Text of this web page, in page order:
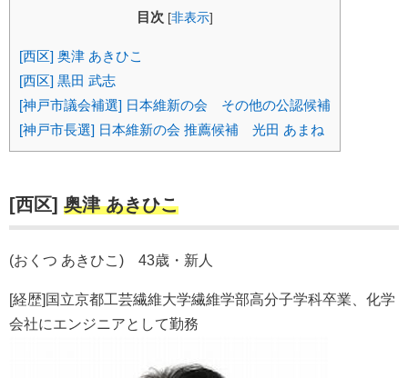
目次 [非表示]
[西区] 奥津 あきひこ
[西区] 黒田 武志
[神戸市議会補選] 日本維新の会 その他の公認候補
[神戸市長選] 日本維新の会 推薦候補 光田 あまね
[西区] 奥津 あきひこ
(おくつ あきひこ) 43歳・新人
[経歴]国立京都工芸繊維大学繊維学部高分子学科卒業、化学
会社にエンジニアとして勤務